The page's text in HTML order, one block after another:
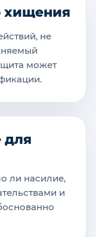
хищения
не
может
для
ли насилие,
и